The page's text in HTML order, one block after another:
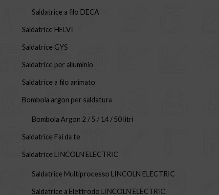
Saldatrice a filo DECA
Saldatrice HELVI
Saldatrice GYS
Saldatrice per alluminio
Saldatrice a filo animato
Bombola argon per saldatura
Bombola Argon 2 / 5 / 14 / 50 litri
Saldatrice Fai da te
Saldatrice LINCOLN ELECTRIC
Saldatrice Multiprocesso LINCOLN ELECTRIC
Saldatrice a Elettrodo LINCOLN ELECTRIC